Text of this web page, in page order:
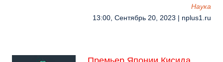
Наука
13:00, Сентябрь 20, 2023 | nplus1.ru